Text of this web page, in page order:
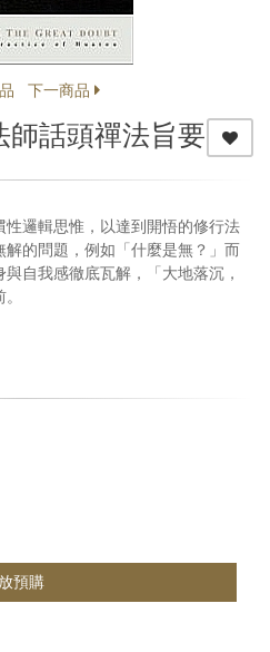
下一商品
師話頭禪法旨要
性邏輯思惟，以達到開悟的修行法
的問題，例如「什麼是無？」而
自我感徹底瓦解，「大地落沉，
預購